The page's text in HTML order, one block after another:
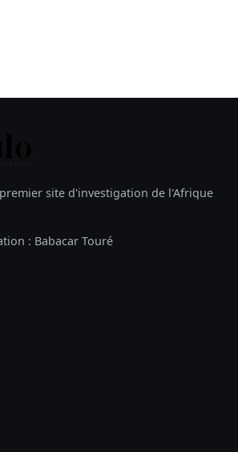
site d'investigation de l'Afrique
: Babacar Touré